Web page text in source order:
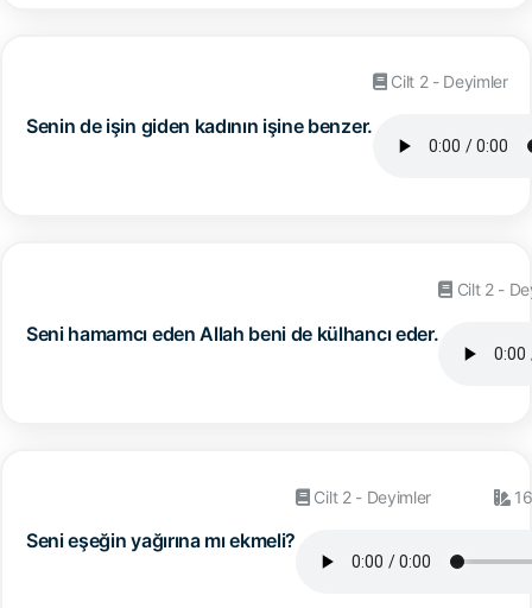
Senin de işin giden kadının işine benzer.
Cilt 2 - Deyimler
Seni hamamcı eden Allah beni de külhancı eder.
Cilt 2 -
Seni eşeğin yağırına mı ekmeli?
Cilt 2 - Deyimler